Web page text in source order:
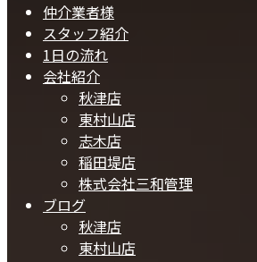
仲介業者様
スタッフ紹介
1日の流れ
会社紹介
秋津店
東村山店
志木店
稲田堤店
株式会社三和管理
ブログ
秋津店
東村山店